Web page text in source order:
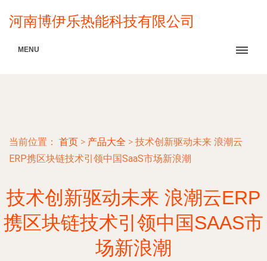
河南博伊乐热能科技有限公司
MENU
当前位置： 首页 > 产品大全 > 技术创新驱动未来 浪潮云
ERP携区块链技术引领中国SaaS市场新浪潮
技术创新驱动未来 浪潮云ERP
携区块链技术引领中国SAAS市
场新浪潮